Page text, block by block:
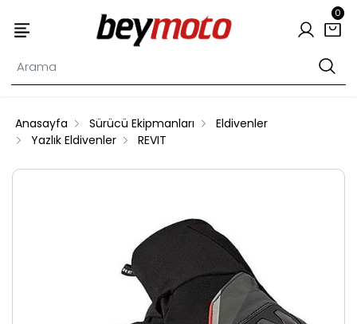
0
Anasayfa Sürücü Ekipmanları
Eldivenler
Yazlık Eldivenler
REVIT